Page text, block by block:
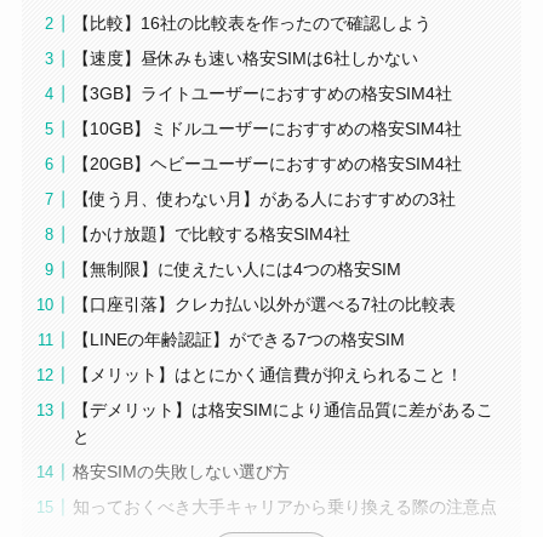
【比較】16社の比較表を作ったので確認しよう
【速度】昼休みも速い格安SIMは6社しかない
【3GB】ライトユーザーにおすすめの格安SIM4社
【10GB】ミドルユーザーにおすすめの格安SIM4社
【20GB】ヘビーユーザーにおすすめの格安SIM4社
【使う月、使わない月】がある人におすすめの3社
【かけ放題】で比較する格安SIM4社
【無制限】に使えたい人には4つの格安SIM
【口座引落】クレカ払い以外が選べる7社の比較表
【LINEの年齢認証】ができる7つの格安SIM
【メリット】はとにかく通信費が抑えられること！
【デメリット】は格安SIMにより通信品質に差があるこ
と
格安SIMの失敗しない選び方
知っておくべき大手キャリアから乗り換える際の注意点